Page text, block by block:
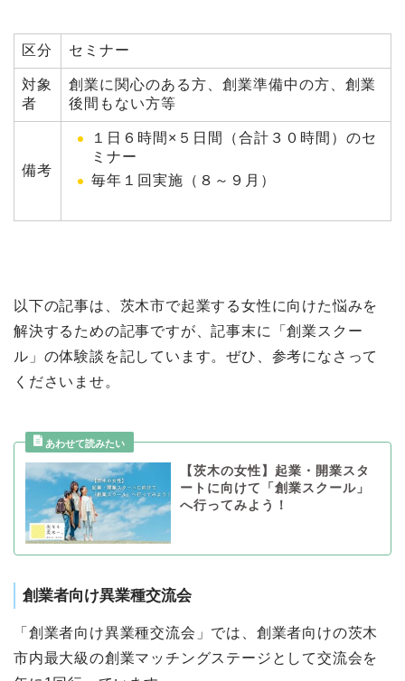
区分 セミナー
対象
者
創業に関心のある方、創業準備中の方、創業
後間もない方等
備考
１日６時間×５日間（合計３０時間）のセ
ミナー
毎年１回実施（８～９月）
以下の記事は、茨木市で起業する女性に向けた悩みを
解決するための記事ですが、記事末に「創業スクー
ル」の体験談を記しています。ぜひ、参考になさって
くださいませ。
【茨木の女性】起業・開業スタ
ートに向けて「創業スクール」
へ行ってみよう！
創業者向け異業種交流会
「創業者向け異業種交流会」では、創業者向けの茨木
市内最大級の創業マッチングステージとして交流会を